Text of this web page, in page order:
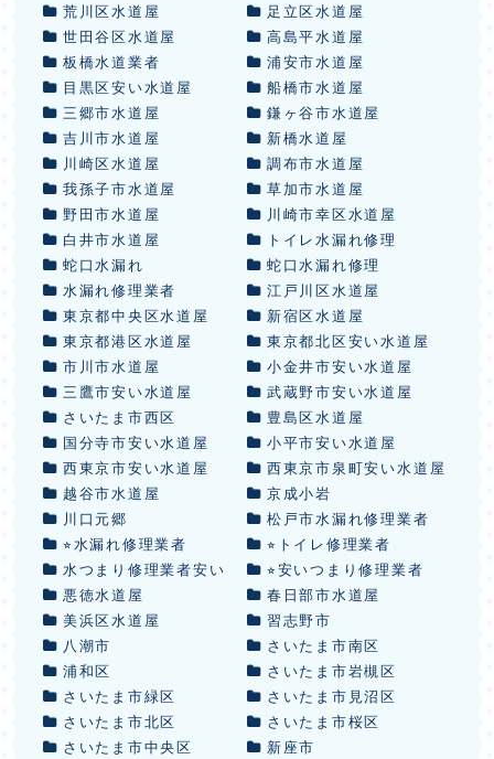
荒川区水道屋
足立区水道屋
世田谷区水道屋
高島平水道屋
板橋水道業者
浦安市水道屋
目黒区安い水道屋
船橋市水道屋
三郷市水道屋
鎌ヶ谷市水道屋
吉川市水道屋
新橋水道屋
川崎区水道屋
調布市水道屋
我孫子市水道屋
草加市水道屋
野田市水道屋
川崎市幸区水道屋
白井市水道屋
トイレ水漏れ修理
蛇口水漏れ
蛇口水漏れ修理
水漏れ修理業者
江戸川区水道屋
東京都中央区水道屋
新宿区水道屋
東京都港区水道屋
東京都北区安い水道屋
市川市水道屋
小金井市安い水道屋
三鷹市安い水道屋
武蔵野市安い水道屋
さいたま市西区
豊島区水道屋
国分寺市安い水道屋
小平市安い水道屋
西東京市安い水道屋
西東京市泉町安い水道屋
越谷市水道屋
京成小岩
川口元郷
松戸市水漏れ修理業者
⭐︎水漏れ修理業者
⭐︎トイレ修理業者
水つまり修理業者安い
⭐︎安いつまり修理業者
悪徳水道屋
春日部市水道屋
美浜区水道屋
習志野市
八潮市
さいたま市南区
浦和区
さいたま市岩槻区
さいたま市緑区
さいたま市見沼区
さいたま市北区
さいたま市桜区
さいたま市中央区
新座市